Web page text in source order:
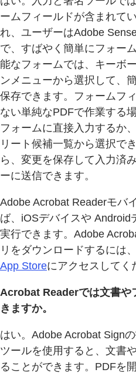
ームフィールドが含まれて
れ、ユーザーはAdobe
で、すばやく簡単にフォー
能なフォームでは、キーボ
ンメニューから選択して、
保存できます。フォームフ
ない単純なPDFで作業する
フォームに直接入力するか
リート候補一覧から選択で
ら、変更を保存して入力済
ーに送信できます。
Adobe Acrobat Readerモバ
ば、iOSデバイスや Android
実行できます。Adobe
リをダウンロードするには、
App Storeにアクセスしてく
Acrobat Readerでは文書や
きますか。
はい。Adobe Acrobat Sign
ツールを使用すると、文書
ることができます。PDFを